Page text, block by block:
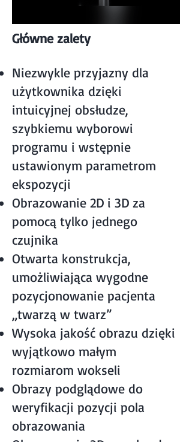
Główne zalety
Niezwykle przyjazny dla
użytkownika dzięki
intuicyjnej obsłudze,
szybkiemu wyborowi
programu i wstępnie
ustawionym parametrom
ekspozycji
Obrazowanie 2D i 3D za
pomocą tylko jednego
czujnika
Otwarta konstrukcja,
umożliwiająca wygodne
pozycjonowanie pacjenta
„twarzą w twarz”
Wysoka jakość obrazu dzięki
wyjątkowo małym
rozmiarom wokseli
Obrazy podglądowe do
weryfikacji pozycji pola
obrazowania